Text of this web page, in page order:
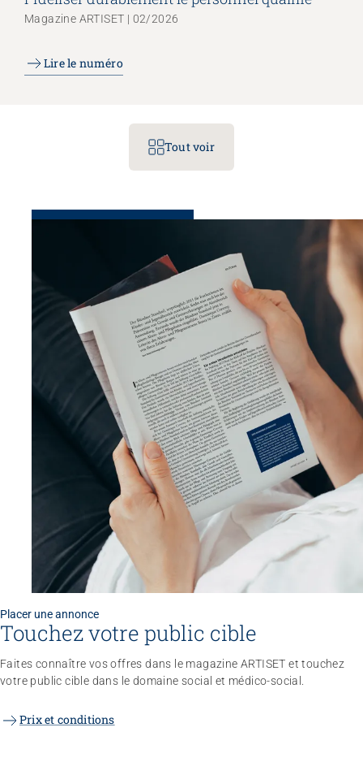
Sans limites!? – Questionner, repousser et dépasser
26.08.2026 Interlaken
Magazine ARTISET | 02/2026
Lire le numéro
Tout voir
Placer une annonce
Touchez votre public cible
Faites connaître vos offres dans le magazine ARTISET et touchez
votre public cible dans le domaine social et médico-social.
Prix et conditions